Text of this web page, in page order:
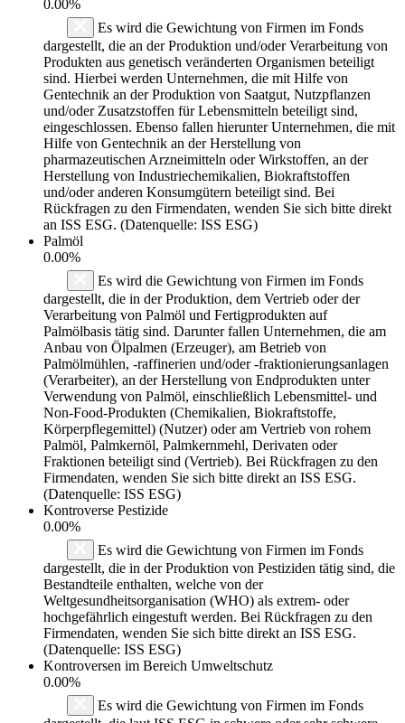
0.00%
Es wird die Gewichtung von Firmen im Fonds
dargestellt, die an der Produktion und/oder Verarbeitung von
Produkten aus genetisch veränderten Organismen beteiligt
sind. Hierbei werden Unternehmen, die mit Hilfe von
Gentechnik an der Produktion von Saatgut, Nutzpflanzen
und/oder Zusatzstoffen für Lebensmitteln beteiligt sind,
eingeschlossen. Ebenso fallen hierunter Unternehmen, die mit
Hilfe von Gentechnik an der Herstellung von
pharmazeutischen Arzneimitteln oder Wirkstoffen, an der
Herstellung von Industriechemikalien, Biokraftstoffen
und/oder anderen Konsumgütern beteiligt sind. Bei
Rückfragen zu den Firmendaten, wenden Sie sich bitte direkt
an ISS ESG. (Datenquelle: ISS ESG)
Palmöl
0.00%
Es wird die Gewichtung von Firmen im Fonds
dargestellt, die in der Produktion, dem Vertrieb oder der
Verarbeitung von Palmöl und Fertigprodukten auf
Palmölbasis tätig sind. Darunter fallen Unternehmen, die am
Anbau von Ölpalmen (Erzeuger), am Betrieb von
Palmölmühlen, -raffinerien und/oder -fraktionierungsanlagen
(Verarbeiter), an der Herstellung von Endprodukten unter
Verwendung von Palmöl, einschließlich Lebensmittel- und
Non-Food-Produkten (Chemikalien, Biokraftstoffe,
Körperpflegemittel) (Nutzer) oder am Vertrieb von rohem
Palmöl, Palmkernöl, Palmkernmehl, Derivaten oder
Fraktionen beteiligt sind (Vertrieb). Bei Rückfragen zu den
Firmendaten, wenden Sie sich bitte direkt an ISS ESG.
(Datenquelle: ISS ESG)
Kontroverse Pestizide
0.00%
Es wird die Gewichtung von Firmen im Fonds
dargestellt, die in der Produktion von Pestiziden tätig sind, die
Bestandteile enthalten, welche von der
Weltgesundheitsorganisation (WHO) als extrem- oder
hochgefährlich eingestuft werden. Bei Rückfragen zu den
Firmendaten, wenden Sie sich bitte direkt an ISS ESG.
(Datenquelle: ISS ESG)
Kontroversen im Bereich Umweltschutz
0.00%
Es wird die Gewichtung von Firmen im Fonds